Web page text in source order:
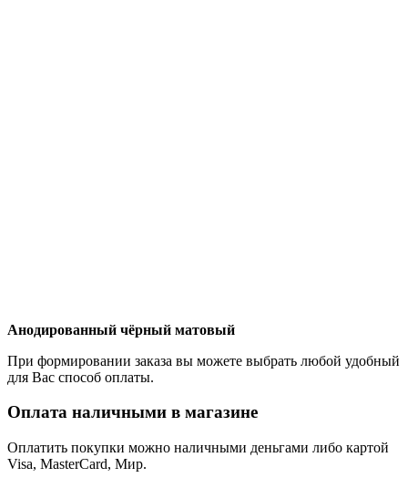
Анодированный чёрный матовый
При формировании заказа вы можете выбрать любой удобный
для Вас способ оплаты.
Оплата наличными в магазине
Оплатить покупки можно наличными деньгами либо картой
Visa, MasterCard, Мир.